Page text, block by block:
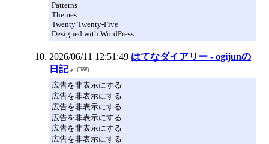
Patterns
Themes
Twenty Twenty-Five
Designed with WordPress
2026/06/11 12:51:49 はてなダイアリー - ogijunの
日記
広告を非表示にする
広告を非表示にする
広告を非表示にする
広告を非表示にする
広告を非表示にする
広告を非表示にする